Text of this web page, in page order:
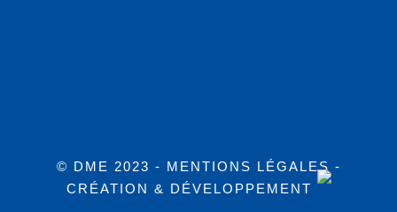
© DME 2023 - MENTIONS LÉGALES -
CRÉATION & DÉVELOPPEMENT